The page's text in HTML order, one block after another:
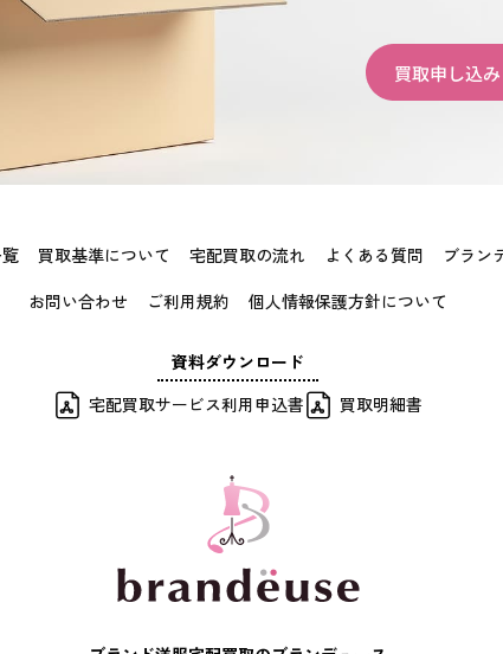
買取基準について 宅配買取の流れ よくある質問
ブラン
お問い合わせ
ご利用規約 個人情報保護方針について
資料ダウンロード
宅配買取サービス利用申込書
買取明細書